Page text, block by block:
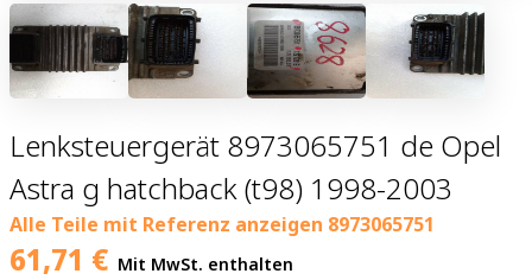
Lenksteuergerät 8973065751 de Opel
Astra g hatchback (t98) 1998-2003
Alle Teile mit Referenz anzeigen 8973065751
61,71 € Mit MwSt. enthalten